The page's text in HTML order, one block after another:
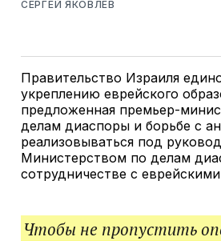
СЕРГЕЙ ЯКОВЛЕВ
Правительство Израиля
укреплению еврейского
предложенная премьер-
делам диаспоры и борьбе с
реализовываться под
Министерством по делам
сотрудничестве с
Чтобы не пропустить